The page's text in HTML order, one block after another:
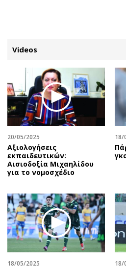
ΚΑΤΗΓΟΡΙΕΣ ΣΥΝΔΕΣΗ
Κύπρος
Παιδεία
Υγεία
Πολιτική
Βουλευτικές 2026
Εκλογές 2024
Δημοσκοπήσεις
Διπλωματία
Αθλητισμός
Κύπρος
Videos
20/05/2025
Αξιολογήσεις
εκπαιδευτικών:
Αισιοδοξία Μιχαηλίδου
για το νομοσχέδιο
18/
18/05/2025 18/